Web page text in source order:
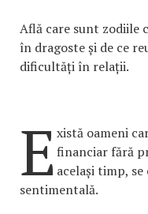
Află care sunt zodiile
în dragoste și de ce
dificultăți în relații.
E xistă oameni
financiar fără
același timp,
sentimentală.